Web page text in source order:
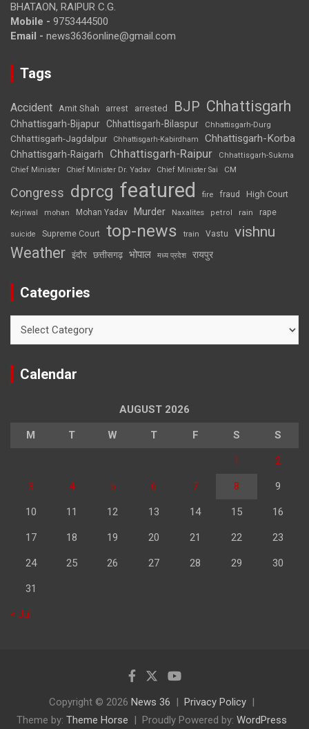
BHATAON, RAIPUR C.G.
Mobile - 9753444500
Email - news3636online@gmail.com
Tags
Accident Amit Shah arrest arrested BJP Chhattisgarh
Chhattisgarh-Bijapur Chhattisgarh-Bilaspur Chhattisgarh-Durg
Chhattisgarh-Jagdalpur Chhattisgarh-Kabirdham Chhattisgarh-Korba
Chhattisgarh-Raigarh Chhattisgarh-Raipur
Chhattisgarh-Sukma
Chief Minister
Chief Minister Dr. Yadav Chief Minister Sai CM
Congress dprcg featured fire fraud High Court
Kejriwal mohan Mohan Yadav Murder Naxalites petrol rain rape
suicide Supreme Court top-news train Vastu vishnu
Weather इंदौर छत्तीसगढ़ भोपाल मध्य प्रदेश रायपुर
Categories
Calendar
AUGUST 2026
M T W T F S S
1 2
3 4 5 6 7 8 9
10 11 12 13 14 15 16
17 18 19 20 21 22 23
24 25 26 27 28 29 30
31
« Jul
Copyright © 2026 News 36
Privacy Policy
Theme by: Theme Horse Proudly Powered by: WordPress